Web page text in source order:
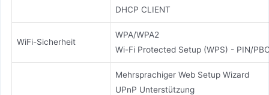
DHCP CLIENT
WiFi-Sicherheit
WPA/WPA2
Wi-Fi Protected Setup (WPS) - PIN/
Mehrsprachiger Web Setup Wizard
UPnP Unterstützung